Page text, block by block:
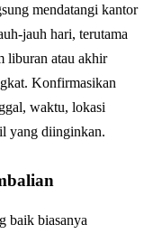
mendatangi kantor
jauh hari, terutama
liburan atau akhir
Konfirmasikan
waktu, lokasi
yang diinginkan.
baik biasanya